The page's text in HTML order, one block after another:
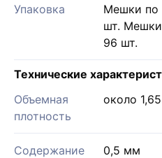
Упаковка
Мешки по
шт. Мешки
96 шт.
Технические
Объемная
плотность
около
Содержание
0,5 мм